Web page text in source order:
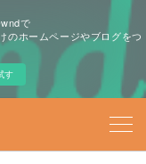
で
のホームページやブログをつ
す